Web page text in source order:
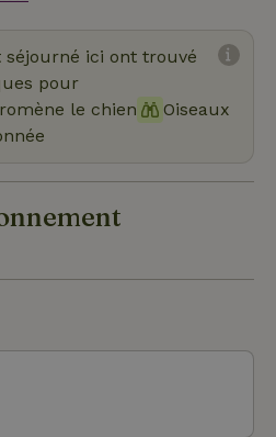
ici ont trouvé
pour
le chien
Oiseaux